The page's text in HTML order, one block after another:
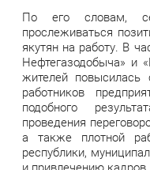
По его словам,
прослеживаться
якутян на работу. В
Нефтегазодобыча» и
жителей
работников
подобного
проведения
а также плотной
республики,